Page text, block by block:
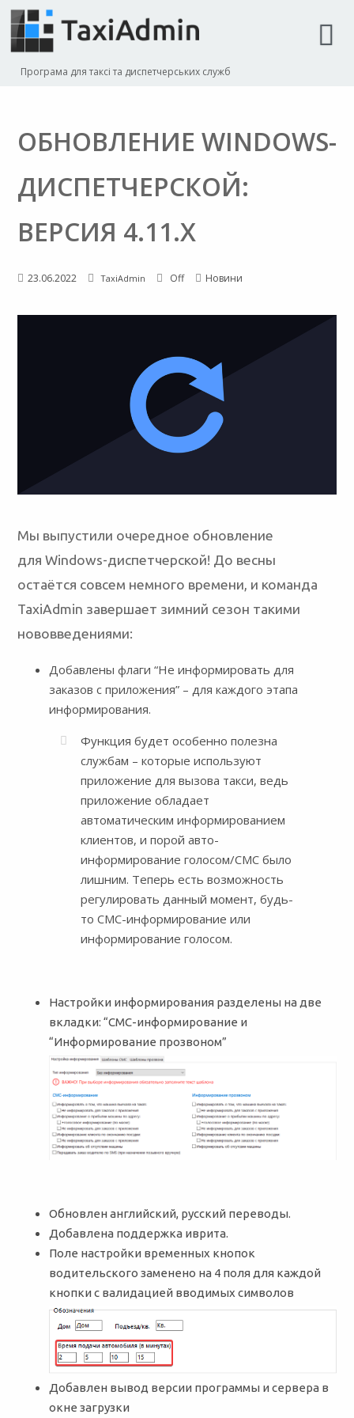
Програма для таксі та диспетчерських служб
ОБНОВЛЕНИЕ WINDOWS-
ДИСПЕТЧЕРСКОЙ:
ВЕРСИЯ 4.11.X
23.06.2022 TaxiAdmin Off Новини
Мы выпустили очередное обновление
для Windows-диспетчерской! До весны
остаётся совсем немного времени, и команда
TaxiAdmin завершает зимний сезон такими
нововведениями:
Добавлены флаги “Не информировать для
заказов с приложения” – для каждого этапа
информирования.
Функция будет особенно полезна
службам – которые используют
приложение для вызова такси, ведь
приложение обладает
автоматическим информированием
клиентов, и порой авто-
информирование голосом/СМС было
лишним. Теперь есть возможность
регулировать данный момент, будь-
то СМС-информирование или
информирование голосом.
Настройки информирования разделены на две
вкладки: “СМС-информирование и
“Информирование прозвоном”
Обновлен английский, русский переводы.
Добавлена поддержка иврита.
Поле настройки временных кнопок
водительского заменено на 4 поля для каждой
кнопки с валидацией вводимых символов
Добавлен вывод версии программы и сервера в
окне загрузки